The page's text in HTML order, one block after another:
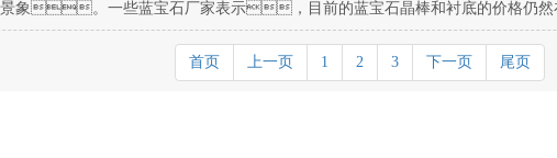
景象。一些蓝宝石厂家表示，目前的蓝宝石晶棒和衬底的价格仍
首页 上一页 1 2 3 下一页 尾页